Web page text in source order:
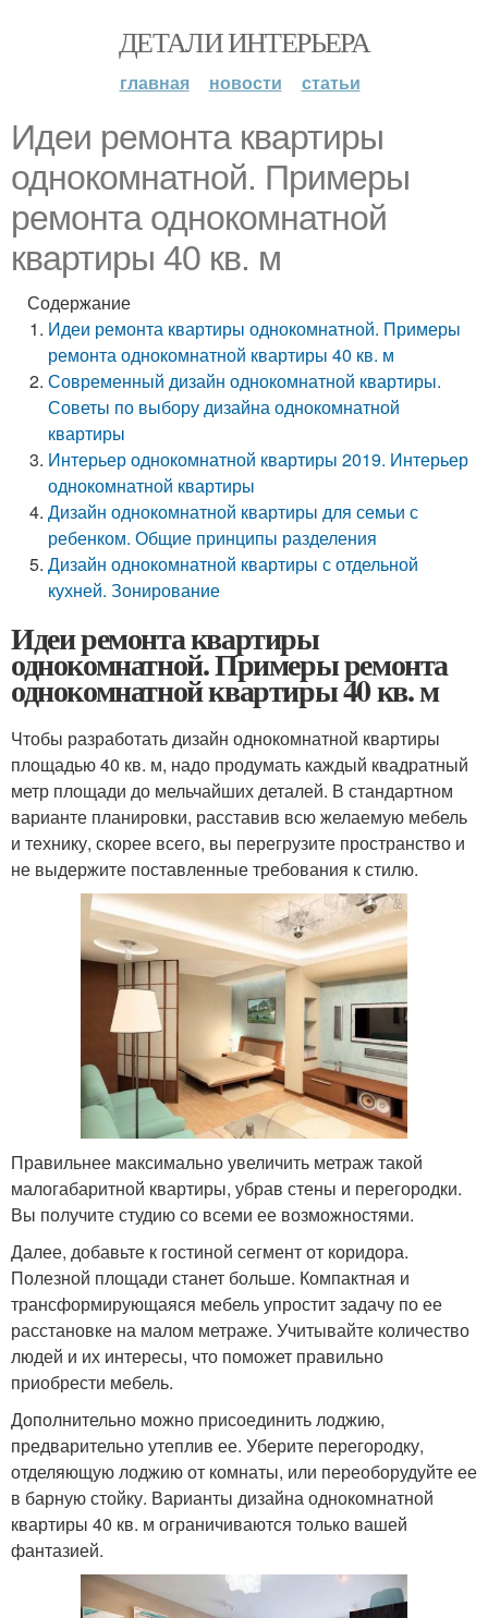
ДЕТАЛИ ИНТЕРЬЕРА
главная новости статьи
Идеи ремонта квартиры
однокомнатной. Примеры
ремонта однокомнатной
квартиры 40 кв. м
Содержание
Идеи ремонта квартиры однокомнатной. Примеры
ремонта однокомнатной квартиры 40 кв. м
Современный дизайн однокомнатной квартиры.
Советы по выбору дизайна однокомнатной
квартиры
Интерьер однокомнатной квартиры 2019. Интерьер
однокомнатной квартиры
Дизайн однокомнатной квартиры для семьи с
ребенком. Общие принципы разделения
Дизайн однокомнатной квартиры с отдельной
кухней. Зонирование
Идеи ремонта квартиры
однокомнатной. Примеры ремонта
однокомнатной квартиры 40 кв. м
Чтобы разработать дизайн однокомнатной квартиры
площадью 40 кв. м, надо продумать каждый квадратный
метр площади до мельчайших деталей. В стандартном
варианте планировки, расставив всю желаемую мебель
и технику, скорее всего, вы перегрузите пространство и
не выдержите поставленные требования к стилю.
Правильнее максимально увеличить метраж такой
малогабаритной квартиры, убрав стены и перегородки.
Вы получите студию со всеми ее возможностями.
Далее, добавьте к гостиной сегмент от коридора.
Полезной площади станет больше. Компактная и
трансформирующаяся мебель упростит задачу по ее
расстановке на малом метраже. Учитывайте количество
людей и их интересы, что поможет правильно
приобрести мебель.
Дополнительно можно присоединить лоджию,
предварительно утеплив ее. Уберите перегородку,
отделяющую лоджию от комнаты, или переоборудуйте ее
в барную стойку. Варианты дизайна однокомнатной
квартиры 40 кв. м ограничиваются только вашей
фантазией.